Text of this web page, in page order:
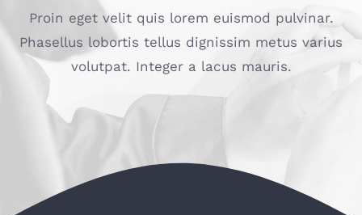
Proin eget velit quis lorem euismod pulvinar.
Phasellus lobortis tellus dignissim metus varius
volutpat. Integer a lacus mauris.